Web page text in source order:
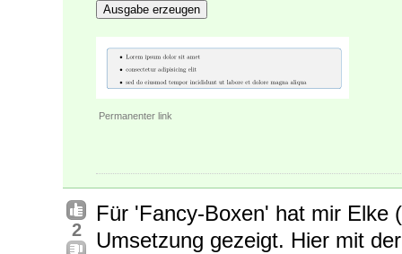
Ausgabe erzeugen
Permanenter link
2
Für 'Fancy-Boxen' hat mir Elke
Umsetzung gezeigt. Hier mit